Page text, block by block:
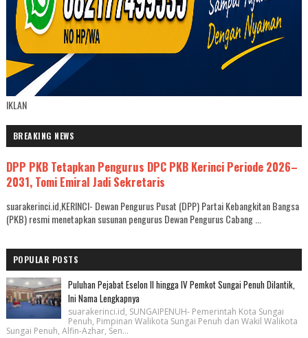
IKLAN
BREAKING NEWS
DPP PKB Tetapkan Pengurus DPC PKB Kerinci Periode 2026–
2031, Tomi Emiral Jadi Sekretaris
suarakerinci.id,KERINCI- Dewan Pengurus Pusat (DPP) Partai Kebangkitan Bangsa
(PKB) resmi menetapkan susunan pengurus Dewan Pengurus Cabang ...
POPULAR POSTS
Puluhan Pejabat Eselon II hingga IV Pemkot Sungai Penuh Dilantik,
Ini Nama Lengkapnya
suarakerinci.id, SUNGAIPENUH- Pemerintah Kota Sungai
Penuh, Pimpinan Walikota Sungai Penuh dan Wakil Walikota
Sungai Penuh, Alfin-Azhar, Sen...